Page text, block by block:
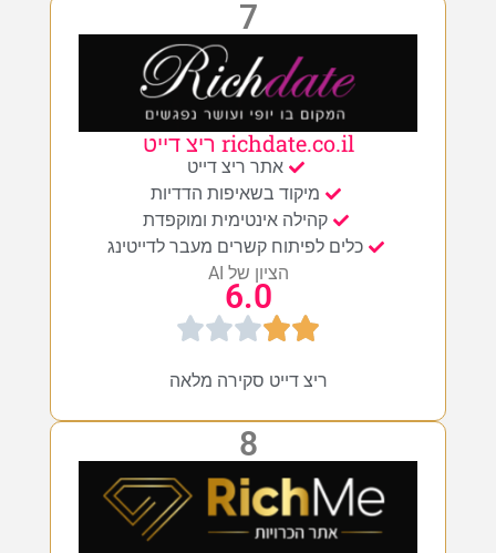
הציון של AI
richdate.co.il ריצ דייט
אתר ריצ דייט
מיקוד בשאיפות הדדיות
קהילה אינטימית ומוקפדת
כלים לפיתוח קשרים מעבר לדייטינג
ריצ דייט סקירה מלאה